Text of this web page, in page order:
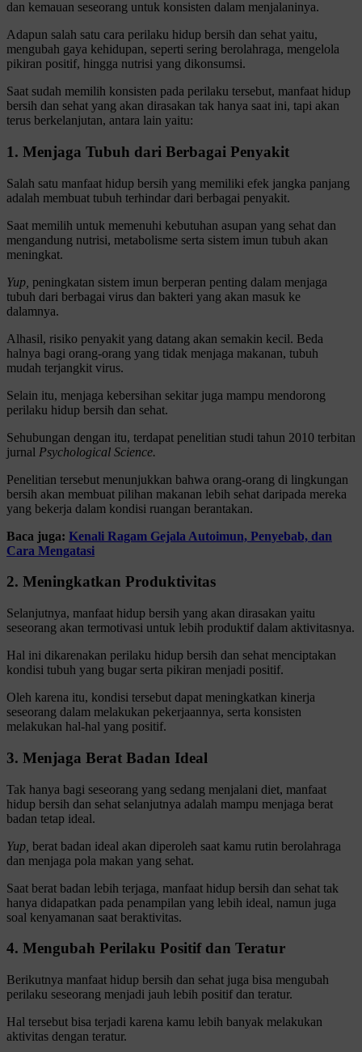
dan kemauan seseorang untuk konsisten dalam menjalaninya.
Adapun salah satu cara perilaku hidup bersih dan sehat yaitu,
mengubah gaya kehidupan, seperti sering berolahraga, mengelola
pikiran positif, hingga nutrisi yang dikonsumsi.
Saat sudah memilih konsisten pada perilaku tersebut, manfaat hidup
bersih dan sehat yang akan dirasakan tak hanya saat ini, tapi akan
terus berkelanjutan, antara lain yaitu:
1. Menjaga Tubuh dari Berbagai Penyakit
Salah satu manfaat hidup bersih yang memiliki efek jangka panjang
adalah membuat tubuh terhindar dari berbagai penyakit.
Saat memilih untuk memenuhi kebutuhan asupan yang sehat dan
mengandung nutrisi, metabolisme serta sistem imun tubuh akan
meningkat.
Yup, peningkatan sistem imun berperan penting dalam menjaga
tubuh dari berbagai virus dan bakteri yang akan masuk ke
dalamnya.
Alhasil, risiko penyakit yang datang akan semakin kecil. Beda
halnya bagi orang-orang yang tidak menjaga makanan, tubuh
mudah terjangkit virus.
Selain itu, menjaga kebersihan sekitar juga mampu mendorong
perilaku hidup bersih dan sehat.
Sehubungan dengan itu, terdapat penelitian studi tahun 2010 terbitan
jurnal Psychological Science.
Penelitian tersebut menunjukkan bahwa orang-orang di lingkungan
bersih akan membuat pilihan makanan lebih sehat daripada mereka
yang bekerja dalam kondisi ruangan berantakan.
Baca juga: Kenali Ragam Gejala Autoimun, Penyebab, dan
Cara Mengatasi
2. Meningkatkan Produktivitas
Selanjutnya, manfaat hidup bersih yang akan dirasakan yaitu
seseorang akan termotivasi untuk lebih produktif dalam aktivitasnya.
Hal ini dikarenakan perilaku hidup bersih dan sehat menciptakan
kondisi tubuh yang bugar serta pikiran menjadi positif.
Oleh karena itu, kondisi tersebut dapat meningkatkan kinerja
seseorang dalam melakukan pekerjaannya, serta konsisten
melakukan hal-hal yang positif.
3. Menjaga Berat Badan Ideal
Tak hanya bagi seseorang yang sedang menjalani diet, manfaat
hidup bersih dan sehat selanjutnya adalah mampu menjaga berat
badan tetap ideal.
Yup, berat badan ideal akan diperoleh saat kamu rutin berolahraga
dan menjaga pola makan yang sehat.
Saat berat badan lebih terjaga, manfaat hidup bersih dan sehat tak
hanya didapatkan pada penampilan yang lebih ideal, namun juga
soal kenyamanan saat beraktivitas.
4. Mengubah Perilaku Positif dan Teratur
Berikutnya manfaat hidup bersih dan sehat juga bisa mengubah
perilaku seseorang menjadi jauh lebih positif dan teratur.
Hal tersebut bisa terjadi karena kamu lebih banyak melakukan
aktivitas dengan teratur.